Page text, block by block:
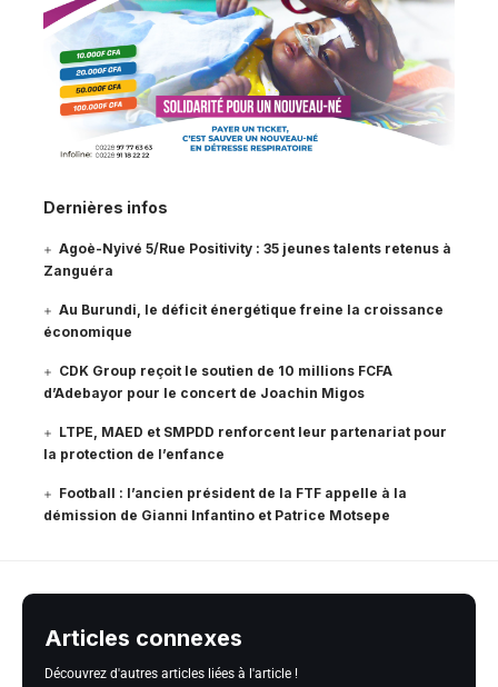
Dernières infos
Agoè-Nyivé 5/Rue Positivity : 35 jeunes talents retenus à
Zanguéra
Au Burundi, le déficit énergétique freine la croissance
économique
CDK Group reçoit le soutien de 10 millions FCFA
d’Adebayor pour le concert de Joachin Migos
LTPE, MAED et SMPDD renforcent leur partenariat pour
la protection de l’enfance
Football : l’ancien président de la FTF appelle à la
démission de Gianni Infantino et Patrice Motsepe
Articles connexes
Découvrez d'autres articles liées à l'article !